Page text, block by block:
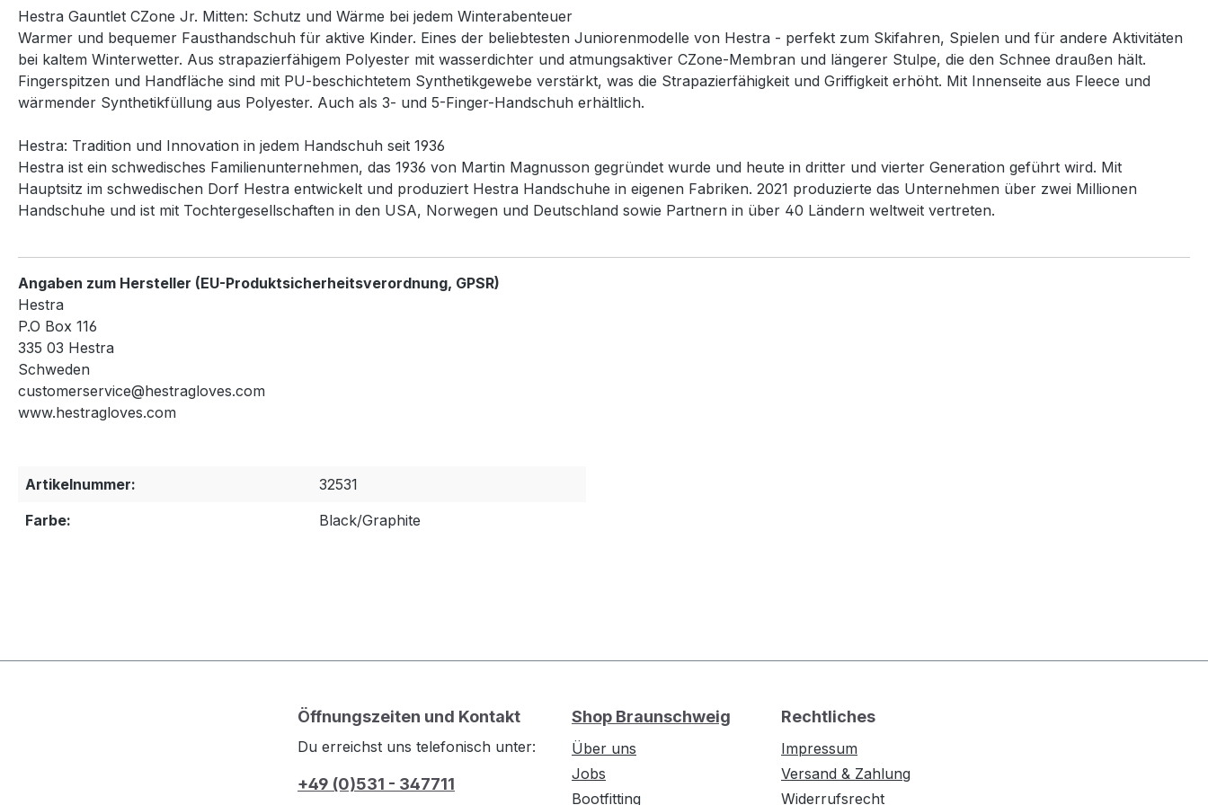
Hestra Gauntlet CZone Jr. Mitten: Schutz und Wärme bei jedem Winterabenteuer
Warmer und bequemer Fausthandschuh für aktive Kinder. Eines der beliebtesten Juniorenmodelle von Hestra - perfekt zum Skifahren, Spielen und für andere Aktivitäten
bei kaltem Winterwetter. Aus strapazierfähigem Polyester mit wasserdichter und atmungsaktiver CZone-Membran und längerer Stulpe, die den Schnee draußen hält.
Fingerspitzen und Handfläche sind mit PU-beschichtetem Synthetikgewebe verstärkt, was die Strapazierfähigkeit und Griffigkeit erhöht. Mit Innenseite aus Fleece und
wärmender Synthetikfüllung aus Polyester. Auch als 3- und 5-Finger-Handschuh erhältlich.
Hestra: Tradition und Innovation in jedem Handschuh seit 1936
Hestra ist ein schwedisches Familienunternehmen, das 1936 von Martin Magnusson gegründet wurde und heute in dritter und vierter Generation geführt wird. Mit
Hauptsitz im schwedischen Dorf Hestra entwickelt und produziert Hestra Handschuhe in eigenen Fabriken. 2021 produzierte das Unternehmen über zwei Millionen
Handschuhe und ist mit Tochtergesellschaften in den USA, Norwegen und Deutschland sowie Partnern in über 40 Ländern weltweit vertreten.
Angaben zum Hersteller (EU-Produktsicherheitsverordnung, GPSR)
Hestra
P.O Box 116
335 03 Hestra
Schweden
customerservice@hestragloves.com
www.hestragloves.com
Artikelnummer:
32531
Farbe:
Black/Graphite
Öffnungszeiten und Kontakt
Du erreichst uns telefonisch unter:
+49 (0)531 - 347711
Shop Braunschweig
Über uns
Jobs
Bootfitting
Rechtliches
Impressum
Versand & Zahlung
Widerrufsrecht